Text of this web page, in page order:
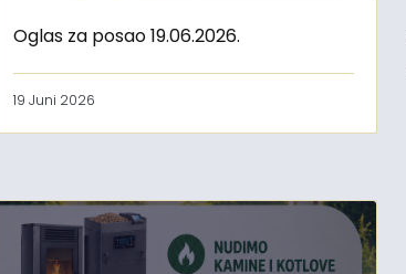
Oglas za posao 19.06.2026.
19 Juni 2026